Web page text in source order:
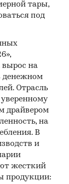
кроме
и
форме
выступают
и
доступ
тары,
под
вырос на
денежном
Отрасль
драйвером
на
В
и
жесткий
продукции: